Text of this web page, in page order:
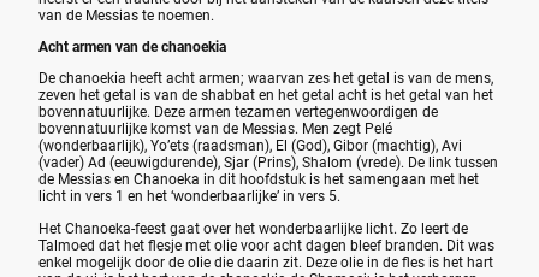
van de Messias te noemen.
Acht armen van de chanoekia
De chanoekia heeft acht armen; waarvan zes het getal is van de mens,
zeven het getal is van de shabbat en het getal acht is het getal van het
bovennatuurlijke. Deze armen tezamen vertegenwoordigen de
bovennatuurlijke komst van de Messias. Men zegt Pelé
(wonderbaarlijk), Yo’ets (raadsman), El (God), Gibor (machtig), Avi
(vader) Ad (eeuwigdurende), Sjar (Prins), Shalom (vrede). De link tussen
de Messias en Chanoeka in dit hoofdstuk is het samengaan met het
licht in vers 1 en het ‘wonderbaarlijke’ in vers 5.
Het Chanoeka-feest gaat over het wonderbaarlijke licht. Zo leert de
Talmoed dat het flesje met olie voor acht dagen bleef branden. Dit was
enkel mogelijk door de olie die daarin zit. Deze olie in de fles is het hart